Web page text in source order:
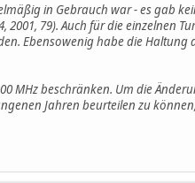
in Gebrauch war - es gab
79). Auch für die einzelnen
Ebensowenig habe die Haltung
MHz beschränken. Um die
Jahren beurteilen zu